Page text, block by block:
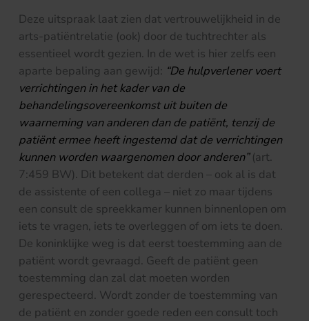
Deze uitspraak laat zien dat vertrouwelijkheid in de
arts-patiëntrelatie (ook) door de tuchtrechter als
essentieel wordt gezien. In de wet is hier zelfs een
aparte bepaling aan gewijd: “De hulpverlener voert
verrichtingen in het kader van de
behandelingsovereenkomst uit buiten de
waarneming van anderen dan de patiënt, tenzij de
patiënt ermee heeft ingestemd dat de verrichtingen
kunnen worden waargenomen door anderen”(art.
7:459 BW). Dit betekent dat derden – ook al is dat
de assistente of een collega – niet zo maar tijdens
een consult de spreekkamer kunnen binnenlopen om
iets te vragen, iets te overleggen of om iets te doen.
De koninklijke weg is dat eerst toestemming aan de
patiënt wordt gevraagd. Geeft de patiënt geen
toestemming dan zal dat moeten worden
gerespecteerd. Wordt zonder de toestemming van
de patiënt en zonder goede reden een consult toch